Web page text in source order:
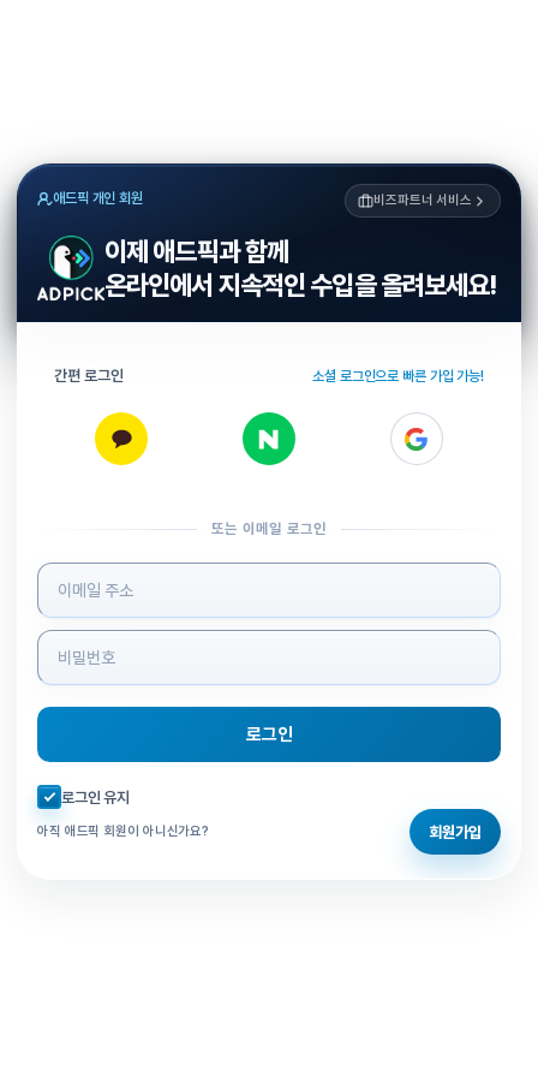
애드픽 개인 회원 비즈파트너 서비스
이제 애드픽과 함께
온라인에서 지속적인 수입을 올려보세요!
간편 로그인 소셜 로그인으로 빠른 가입 가능!
또는 이메일 로그인
로그인 정보 입력
로그인
자동로그인 체크
로그인 유지
아직 애드픽 회원이 아니신가요? 회원가입